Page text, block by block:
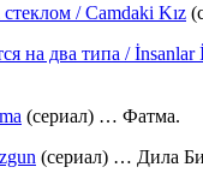
/ Camdaki Kız
на два типа / İnsanlar
(сериал) … Фатма.
(сериал) … Дила